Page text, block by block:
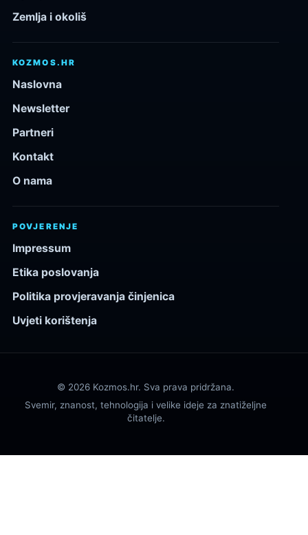
Zemlja i okoliš
KOZMOS.HR
Naslovna
Newsletter
Partneri
Kontakt
O nama
POVJERENJE
Impressum
Etika poslovanja
Politika provjeravanja činjenica
Uvjeti korištenja
© 2026 Kozmos.hr. Sva prava pridržana.
Svemir, znanost, tehnologija i velike ideje za znatiželjne
čitatelje.